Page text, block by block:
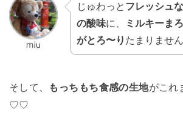
じゅわっと フレッシュ
の酸味に、
ミルキーま
がとろ〜り たまりません
そして、 もっちもち食感の生地がこれ
♡♡